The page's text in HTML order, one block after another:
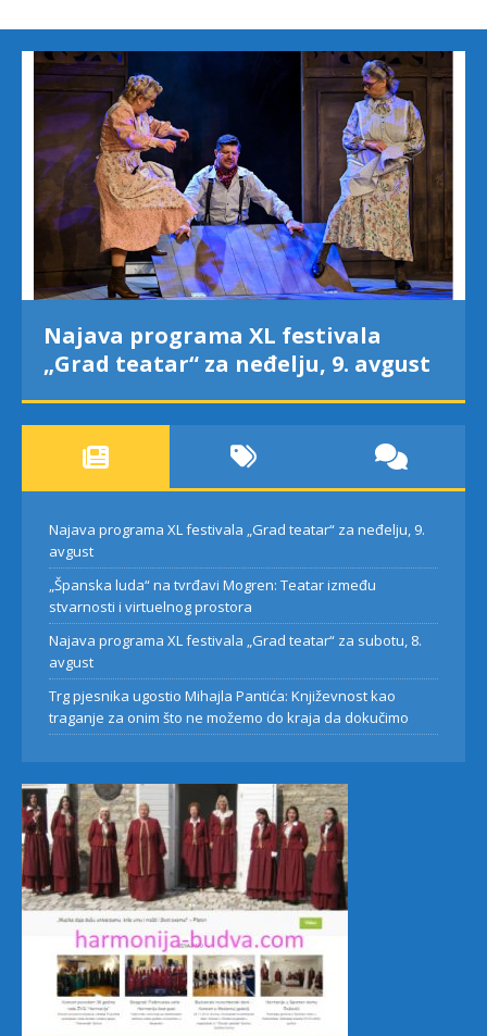
Najava programa XL festivala
„Grad teatar“ za neđelju, 9. avgust
Najava programa XL festivala „Grad teatar“ za neđelju, 9.
avgust
„Španska luda“ na tvrđavi Mogren: Teatar između
stvarnosti i virtuelnog prostora
Najava programa XL festivala „Grad teatar“ za subotu, 8.
avgust
Trg pjesnika ugostio Mihajla Pantića: Književnost kao
traganje za onim što ne možemo do kraja da dokučimo